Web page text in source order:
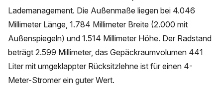
Lademanagement. Die Außenmaße liegen bei 4.046
Millimeter Länge, 1.784 Millimeter Breite (2.000 mit
Außenspiegeln) und 1.514 Millimeter Höhe. Der Radstand
beträgt 2.599 Millimeter, das Gepäckraumvolumen 441
Liter mit umgeklappter Rücksitzlehne ist für einen 4-
Meter-Stromer ein guter Wert.